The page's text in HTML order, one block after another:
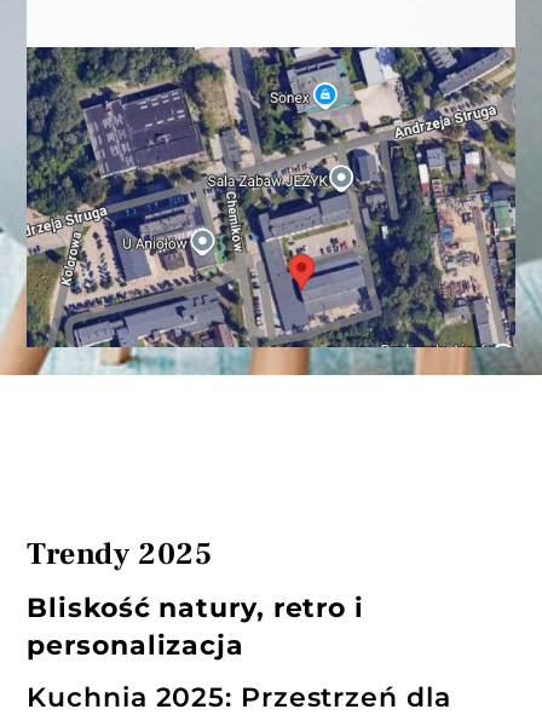
Trendy 2025
Bliskość natury, retro i
personalizacja
Kuchnia 2025: Przestrzeń dla